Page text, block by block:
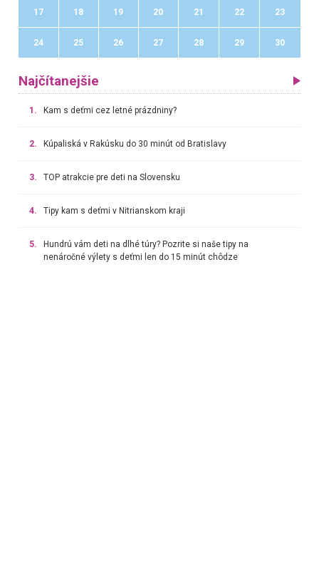
17 18 19 20 21 22 23
24 25 26 27 28 29 30
Najčítanejšie
1. Kam s deťmi cez letné prázdniny?
2. Kúpaliská v Rakúsku do 30 minút od Bratislavy
3. TOP atrakcie pre deti na Slovensku
4. Tipy kam s deťmi v Nitrianskom kraji
5.
Hundrú vám deti na dlhé túry? Pozrite si naše tipy na
nenáročné výlety s deťmi len do 15 minút chôdze